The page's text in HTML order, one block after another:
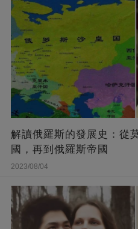
解讀俄羅斯的發展史：從
國，再到俄羅斯帝國
2023/08/04